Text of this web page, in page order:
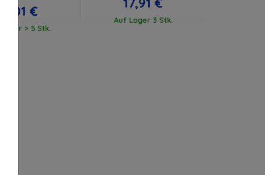
17,01 €
Lager > 5 Stk.
Auf Lager 3 Stk.